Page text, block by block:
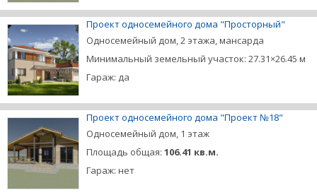
Проект односемейного дома "Просторный"
Односемейный дом, 2 этажа, мансарда
Минимальный земельный участок: 27.31×26.45 м
Гараж: да
Проект односемейного дома "Проект №18"
Односемейный дом, 1 этаж
Площадь общая: 106.41 кв.м.
Гараж: нет